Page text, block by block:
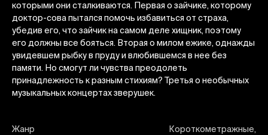
которыми они сталкиваются. Первая о зайчике, которому
доктор-сова пытался помочь избавиться от страха,
убедив его, что зайчик на самом деле хищник, поэтому
его должны все бояться. Вторая о милом ежике, однажды
увидевшем рыбку в пруду и влюбившемся в нее без
памяти. Но смогут ли чувства преодолеть
принадлежность к разным стихиям? Третья о необычных
музыкальных концертах зверушек.
Жанр
Короткометражные,